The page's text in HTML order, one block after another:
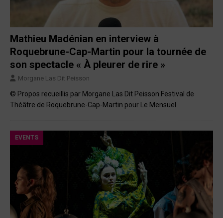
Mathieu Madénian en interview à
Roquebrune-Cap-Martin pour la tournée de
son spectacle « À pleurer de rire »
Morgane Las Dit Peisson
© Propos recueillis par Morgane Las Dit Peisson Festival de
Théâtre de Roquebrune-Cap-Martin pour Le Mensuel
EVENTS